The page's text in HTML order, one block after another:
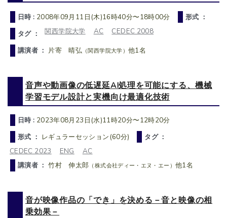
日時 : 2008年09月11日(木)16時40分〜18時00分
形式 ：
タグ ：
関西学院大学 AC
CEDEC 2008
講演者 ： 片寄 晴弘 （関西学院大学） 他1名
音声や動画像の低遅延AI処理を可能にする、機械
学習モデル設計と実機向け最適化技術
日時 : 2023年08月23日(水)11時20分〜12時20分
形式 ： レギュラーセッション(60分)
タグ ：
CEDEC 2023
ENG
AC
講演者 ：竹村 伸太郎 （株式会社ディー・エヌ・エー） 他1名
音が映像作品の「でき」を決める－音と映像の相
乗効果－